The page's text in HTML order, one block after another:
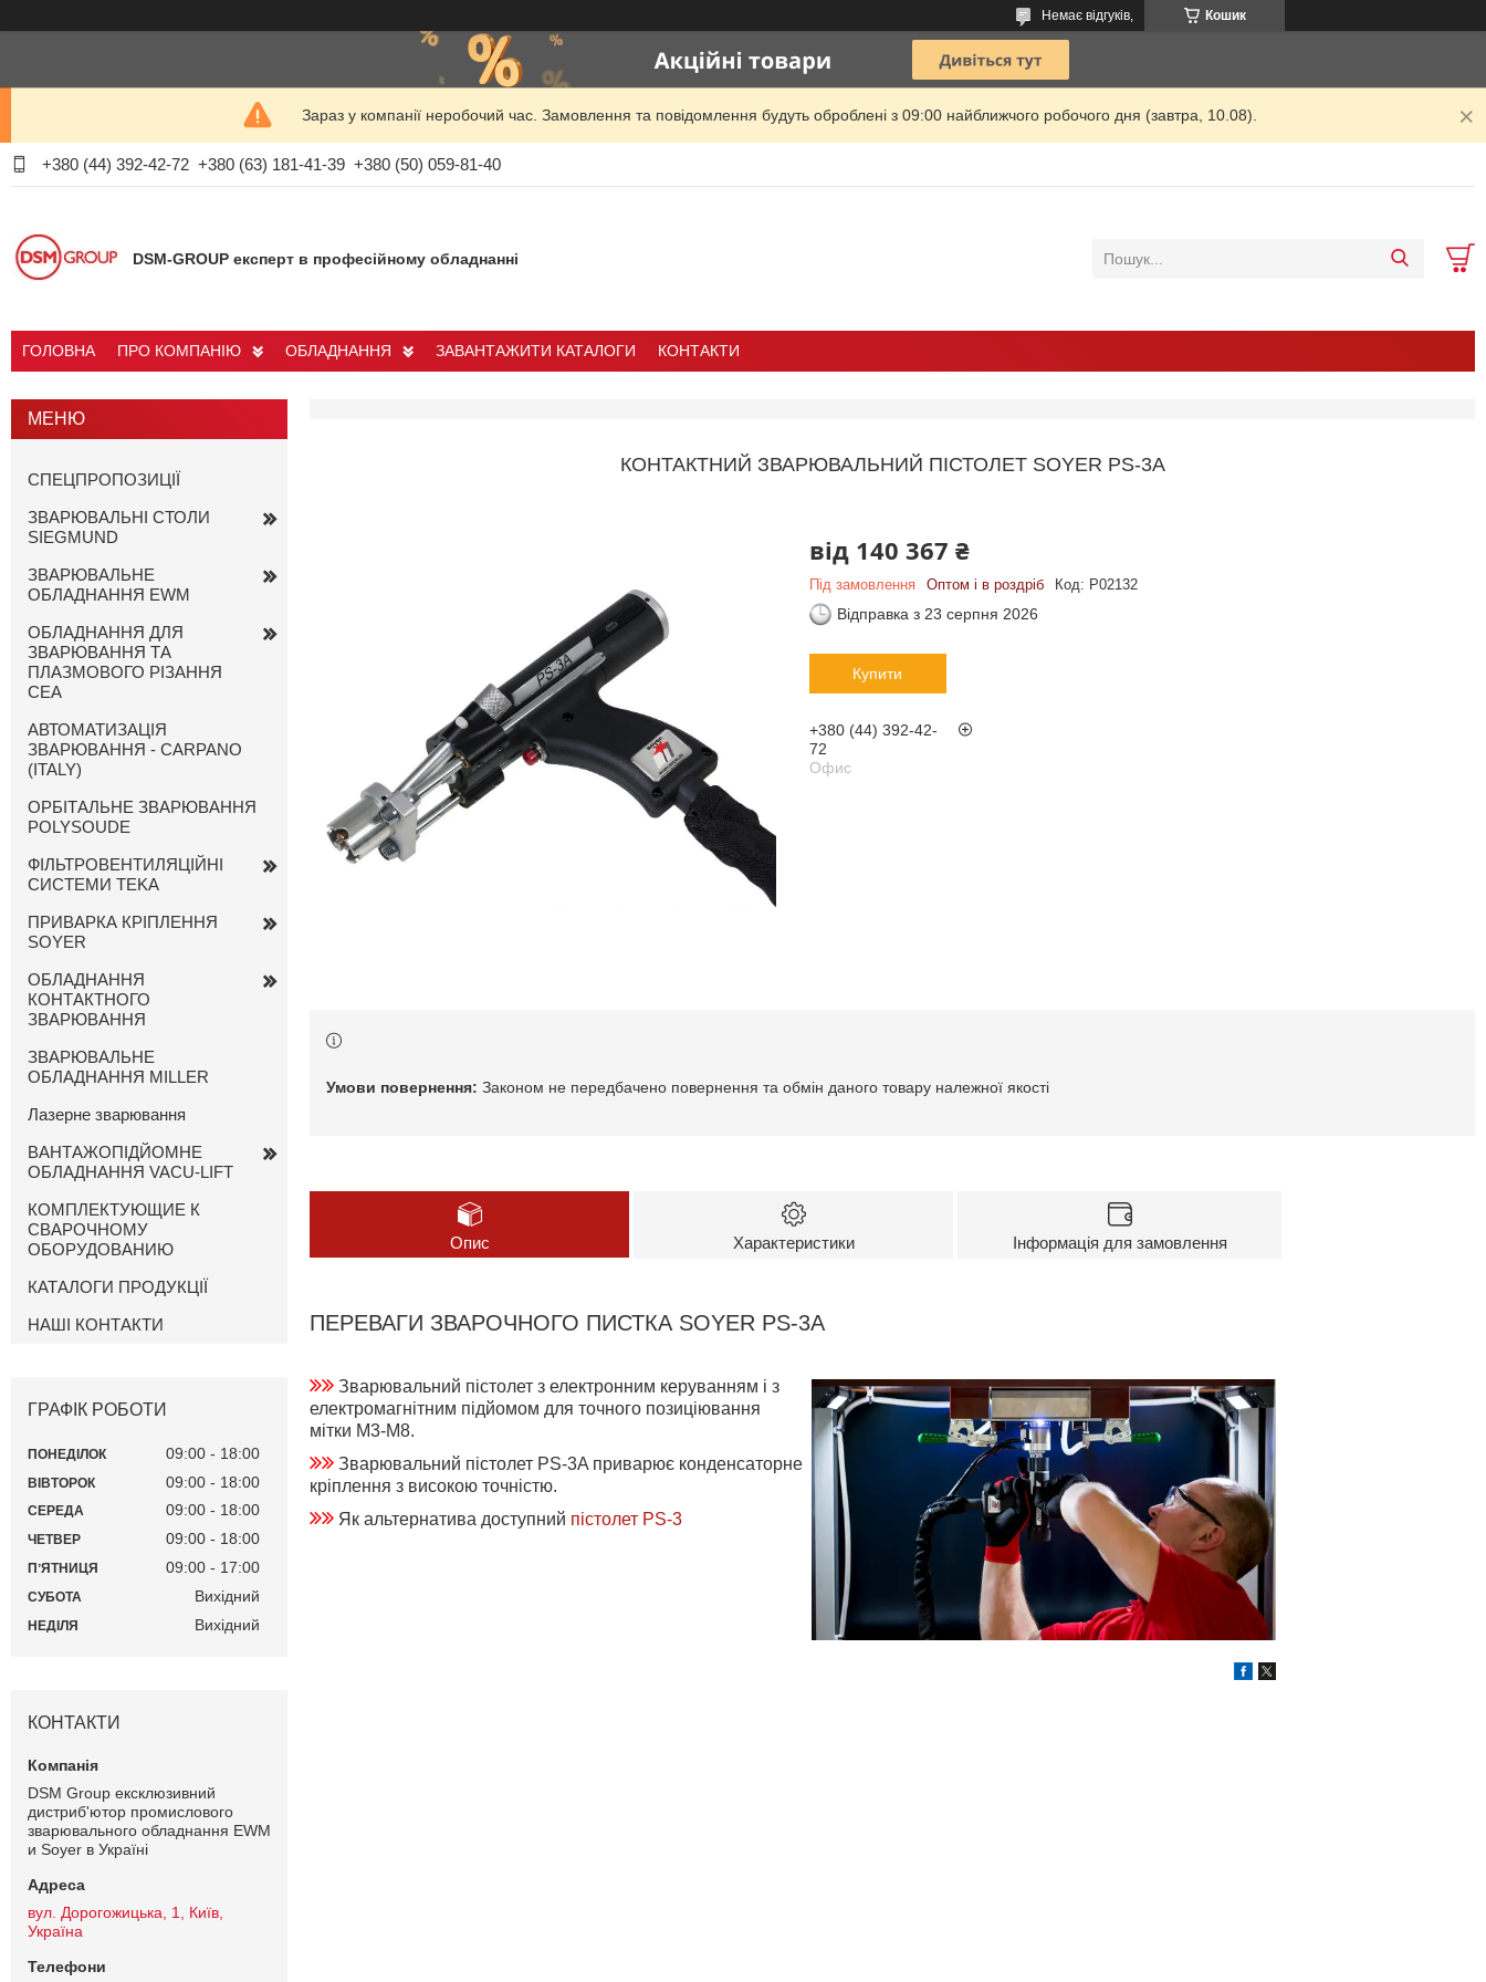
Кошик
Немає відгуків,
Зараз у компанії неробочий час. Замовлення та повідомлення будуть оброблені з 09:00 найближчого робочого дня (завтра, 10.08).
+380 (44) 392-42-72 +380 (63) 181-41-39 +380 (50) 059-81-40
DSM-GROUP експерт в професійному обладнанні
ГОЛОВНА ПРО КОМПАНІЮ ОБЛАДНАННЯ ЗАВАНТАЖИТИ КАТАЛОГИ КОНТАКТИ
КОНТАКТНИЙ ЗВАРЮВАЛЬНИЙ ПІСТОЛЕТ SOYER PS-3A
від 140 367 ₴
Під замовлення Оптом і в роздріб Код: P02132
Відправка з 23 серпня 2026
Купити
+380 (44) 392-42-
72
Офис
Законом не передбачено повернення та обмін даного товару належної якості
Опис Характеристики Інформація для замовлення
ПЕРЕВАГИ ЗВАРОЧНОГО ПИСТКА SOYER PS-3A
Зварювальний пістолет з електронним керуванням і з
електромагнітним підйомом для точного позиціювання
мітки M3-M8.
Зварювальний пістолет PS-3A приварює конденсаторне
кріплення з високою точністю.
Як альтернатива доступний пістолет PS-3
СПЕЦПРОПОЗИЦІЇ
ЗВАРЮВАЛЬНІ СТОЛИ
SIEGMUND
ЗВАРЮВАЛЬНЕ
ОБЛАДНАННЯ EWM
ОБЛАДНАННЯ ДЛЯ
ЗВАРЮВАННЯ ТА
ПЛАЗМОВОГО РІЗАННЯ
CEA
АВТОМАТИЗАЦІЯ
ЗВАРЮВАННЯ - CARPANO
(ITALY)
ОРБІТАЛЬНЕ ЗВАРЮВАННЯ
POLYSOUDE
ФІЛЬТРОВЕНТИЛЯЦІЙНІ
СИСТЕМИ TEKA
ПРИВАРКА КРІПЛЕННЯ
SOYER
ОБЛАДНАННЯ
КОНТАКТНОГО
ЗВАРЮВАННЯ
ЗВАРЮВАЛЬНЕ
ОБЛАДНАННЯ MILLER
Лазерне зварювання
ВАНТАЖОПІДЙОМНЕ
ОБЛАДНАННЯ VACU-LIFT
КОМПЛЕКТУЮЩИЕ К
СВАРОЧНОМУ
ОБОРУДОВАНИЮ
КАТАЛОГИ ПРОДУКЦІЇ
НАШІ КОНТАКТИ
ГРАФІК РОБОТИ
ПОНЕДІЛОК 09:00 18:00
ВІВТОРОК 09:00 18:00
СЕРЕДА 09:00 18:00
ЧЕТВЕР 09:00 18:00
ПʼЯТНИЦЯ 09:00 17:00
СУБОТА Вихідний
НЕДІЛЯ Вихідний
КОНТАКТИ
DSM Group ексклюзивний
дистриб'ютор промислового
зварювального обладнання EWM
и Soyer в Україні
вул. Дорогожицька, 1, Київ,
Україна